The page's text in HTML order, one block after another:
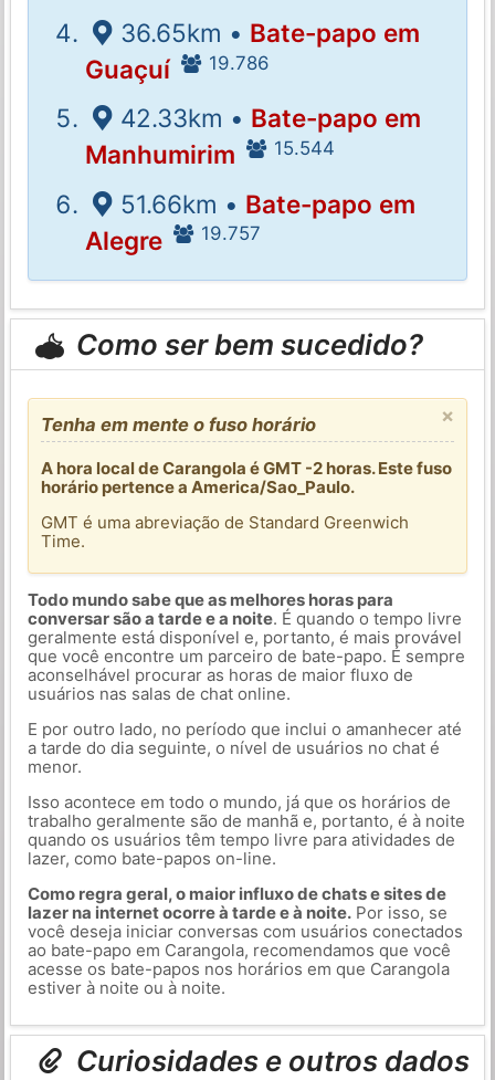
36.65km • Bate-papo em
Guaçuí
19.786
42.33km • Bate-papo em
Manhumirim
15.544
51.66km • Bate-papo em
Alegre
19.757
Como ser bem sucedido?
×
Tenha em mente o fuso horário
A hora local de Carangola é GMT -2 horas. Este fuso
horário pertence a America/Sao_Paulo.
GMT é uma abreviação de Standard Greenwich
Time.
Todo mundo sabe que as melhores horas para
conversar são a tarde e a noite. É quando o tempo livre
geralmente está disponível e, portanto, é mais provável
que você encontre um parceiro de bate-papo. É sempre
aconselhável procurar as horas de maior fluxo de
usuários nas salas de chat online.
E por outro lado, no período que inclui o amanhecer até
a tarde do dia seguinte, o nível de usuários no chat é
menor.
Isso acontece em todo o mundo, já que os horários de
trabalho geralmente são de manhã e, portanto, é à noite
quando os usuários têm tempo livre para atividades de
lazer, como bate-papos on-line.
Como regra geral, o maior influxo de chats e sites de
lazer na internet ocorre à tarde e à noite.Por isso, se
você deseja iniciar conversas com usuários conectados
ao bate-papo em Carangola, recomendamos que você
acesse os bate-papos nos horários em que Carangola
estiver à noite ou à noite.
Curiosidades e outros dados